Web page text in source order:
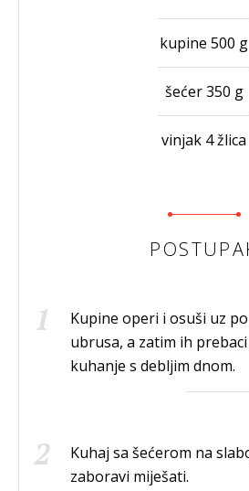
kupine 500 g
šećer 350 g
vinjak 4 žlica
Kupine operi i osuši uz
ubrusa, a zatim ih
kuhanje s debljim dnom.
Kuhaj sa šećerom na
zaboravi miješati.